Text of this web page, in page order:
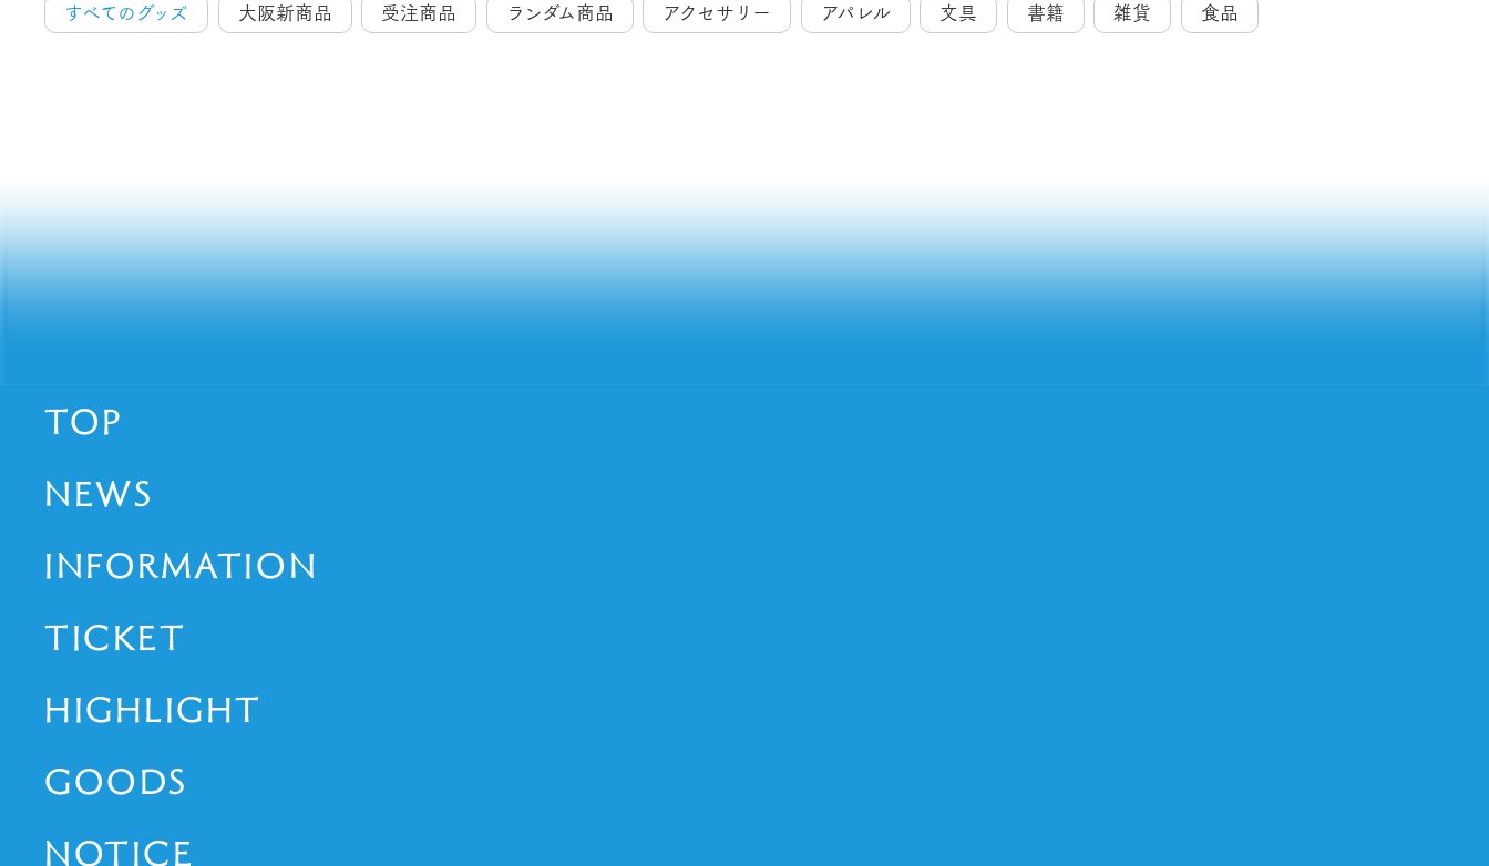
すべてのグッズ 大阪新商品 受注商品 ランダム商品 アクセサリー アパレル 文具 書籍 雑貨 食品
TOP
NEWS
INFORMATION
TICKET
HIGHLIGHT
GOODS
NOTICE